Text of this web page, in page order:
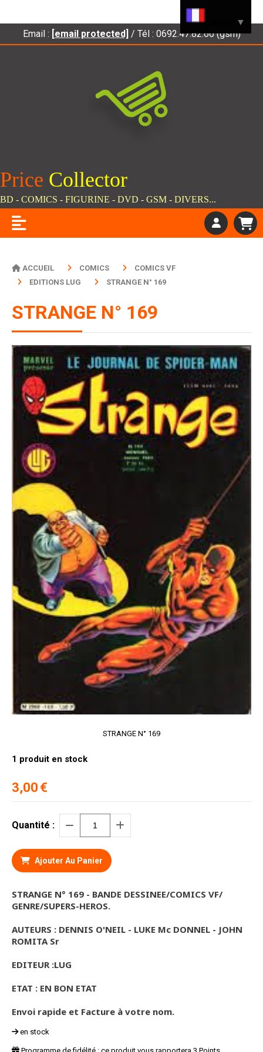
Email : [email protected] / Tél : 0692.47.82.66 (gsm)
Price Collector
BD - COMICS - FIGURINE - DVD - GSM - DIVERS...
ACCUEIL COMICS
COMICS VF
EDITIONS LUG
STRANGE N° 169
STRANGE N° 169
STRANGE N° 169
3,00 €
1 produit en stock
Quantité :
Ajouter Au Panier
STRANGE N° 169 - BANDE DESSINEE/COMICS VF/
GENRE/SUPERS-HEROS.
AUTEURS : DENNIS O'NEIL - LUKE Mc DONNEL - JOHN
ROMITA Sr
EDITEUR :LUG
ETAT : EN BON ETAT
Envoi rapide et Facture à votre nom.
en stock
▼